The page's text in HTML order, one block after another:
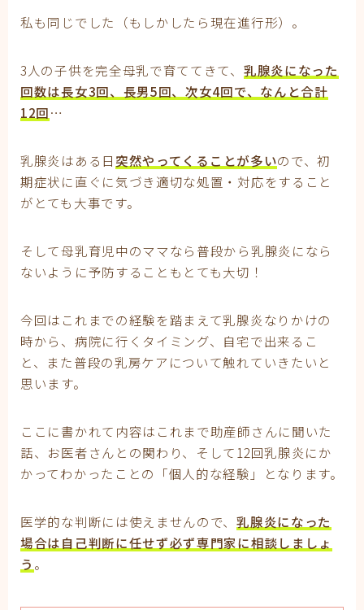
私も同じでした（もしかしたら現在進行形）。
3人の子供を完全母乳で育ててきて、 乳腺炎になった
回数は長女3回、長男5回、次女4回で、なんと合計
12回…
乳腺炎はある日 突然やってくることが多いので、初
期症状に直ぐに気づき適切な処置・対応をすること
がとても大事です。
そして母乳育児中のママなら普段から乳腺炎になら
ないように予防することもとても大切！
今回はこれまでの経験を踏まえて乳腺炎なりかけの
時から、病院に行くタイミング、自宅で出来るこ
と、また普段の乳房ケアについて触れていきたいと
思います。
ここに書かれて内容はこれまで助産師さんに聞いた
話、お医者さんとの関わり、そして12回乳腺炎にか
かってわかったことの「個人的な経験」となります。
医学的な判断には使えませんので、乳腺炎になった
場合は自己判断に任せず必ず専門家に相談しましょ
う 。